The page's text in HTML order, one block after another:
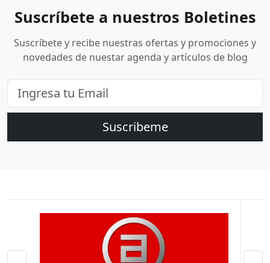
Suscríbete a nuestros Boletines
Suscríbete y recibe nuestras ofertas y promociones y
novedades de nuestar agenda y artículos de blog
Suscribeme